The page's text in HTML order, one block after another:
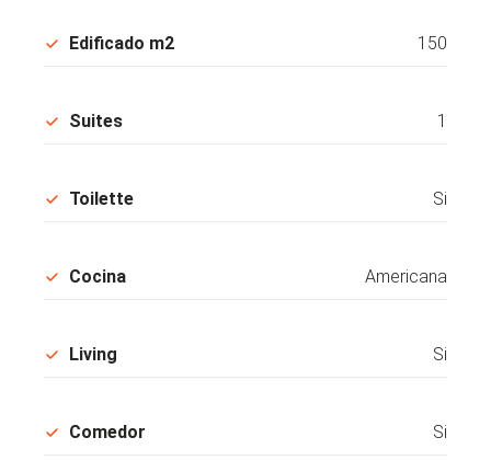
Edificado m2 150
Suites 1
Toilette Si
Cocina Americana
Living Si
Comedor Si